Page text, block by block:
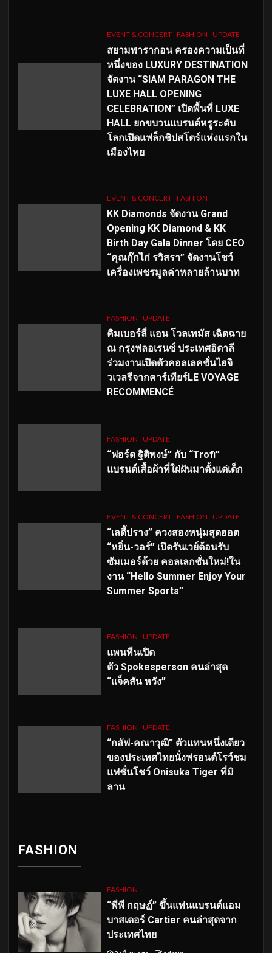
EVENT & CONCERT FASHION UPDATE
สยามพารากอน ครองความเป็นที่
หนึ่งของ LUXURY DESTINATION
จัดงาน “SIAM PARAGON THE
LUXE HALL OPENING
CELEBRATION” เปิดพื้นที่ LUXE
HALL ยกขบวนแบรนด์หรูระดับ
โลกเปิดแฟล็กชิปสโตร์แห่งแรกใน
เมืองไทย
EVENT & CONCERT FASHION
KK Diamonds จัดงาน Grand
Opening KK Diamond & KK
Birth Day Gala Dinner โดย CEO
“คุณกุ๊กไก่ รวิสรา” จัดงานโชว์
เครื่องเพชรมูลค่าหลายล้านบาท
FASHION UPDATE
คิมเบอร์ลี่ แอน โวลเทมัส เฉิดฉาย
ณ กรุงฟลอเรนซ์ ประเทศอิตาลี
ร่วมงานเปิดตัวคอลเลคชั่นไฮจิ
วเวลรีจากคาร์เทียร์LE VOYAGE
RECOMMENCÉ
FASHION UPDATE
“ฟอร์ด ฐิติพงษ์” กับ “Trofi”
แบรนด์เสื้อผ้าที่ใฝ่ฝันมาตั้งแต่เด็ก
EVENT & CONCERT FASHION UPDATE
“เลดี้ปราง” ควงสองหนุ่มสุดฮอต
“หยิ่น-วอร์” เปิดรันเวย์ต้อนรับ
ซัมเมอร์ด้วย คอลเลกชั่นใหม่!ใน
งาน “Hello Summer Enjoy Your
Summer Sports”
FASHION UPDATE
แพนทีนเปิด
ตัว Spokesperson คนล่าสุด
“แจ็คสัน หวัง”
FASHION UPDATE
“กลัฟ-คณาวุฒิ” ตัวแทนหนึ่งเดียว
ของประเทศไทยนั่งฟรอนต์โรว์ชม
แฟชั่นโชว์ Onisuka Tiger ที่มิ
ลาน
FASHION
FASHION
“พีพี กฤษฏ์” ขึ้นแท่นแบรนด์แอม
บาสเดอร์ Cartier คนล่าสุดจาก
ประเทศไทย